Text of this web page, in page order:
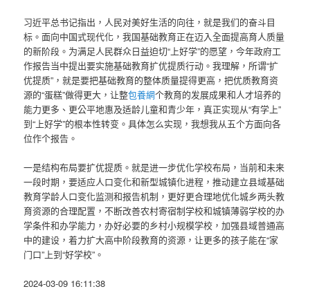
习近平总书记指出，人民对美好生活的向往，就是我们的奋斗目
标。面向中国式现代化，我国基础教育正在迈入全面提高育人质量
的新阶段。为满足人民群众日益迫切“上好学”的愿望，今年政府工
作报告当中提出要实施基础教育扩优提质行动。我理解，所谓“扩
优提质”，就是要把基础教育的整体质量提得更高，把优质教育资
源的“蛋糕”做得更大，让整包養網个教育的发展成果和人才培养的
能力更多、更公平地惠及适龄儿童和青少年，真正实现从“有学上”
到“上好学”的根本性转变。具体怎么实现，我想我从五个方面向各
位作个报告。
一是结构布局要扩优提质。就是进一步优化学校布局，当前和未来
一段时期，要适应人口变化和新型城镇化进程，推动建立县域基础
教育学龄人口变化监测和报告机制，更好更合理地优化城乡两头教
育资源的合理配置，不断改善农村寄宿制学校和城镇薄弱学校的办
学条件和办学能力，办好必要的乡村小规模学校，加强县域普通高
中的建设，着力扩大高中阶段教育的资源，让更多的孩子能在“家
门口”上到“好学校”。
2024-03-09 16:11:38